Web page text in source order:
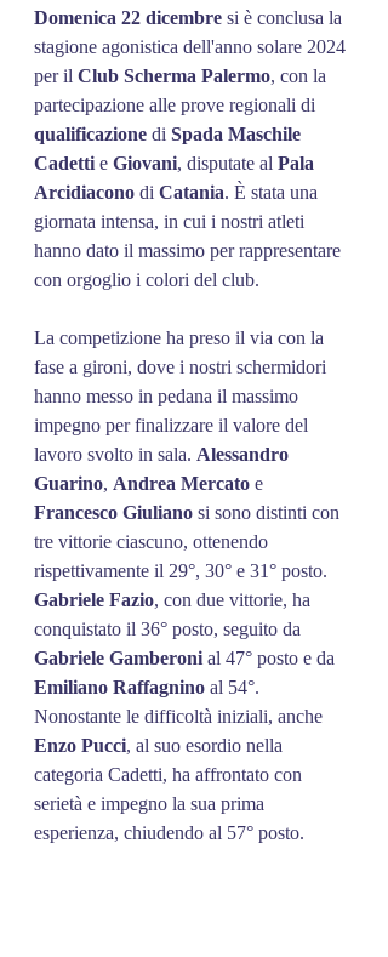
Domenica 22 dicembre si è conclusa la
stagione agonistica dell'anno solare 2024
per il Club Scherma Palermo, con la
partecipazione alle prove regionali di
qualificazione di Spada Maschile
Cadetti e Giovani, disputate al Pala
Arcidiacono di Catania. È stata una
giornata intensa, in cui i nostri atleti
hanno dato il massimo per rappresentare
con orgoglio i colori del club.
La competizione ha preso il via con la
fase a gironi, dove i nostri schermidori
hanno messo in pedana il massimo
impegno per finalizzare il valore del
lavoro svolto in sala. Alessandro
Guarino, Andrea Mercato e
Francesco Giuliano si sono distinti con
tre vittorie ciascuno, ottenendo
rispettivamente il 29°, 30° e 31° posto.
Gabriele Fazio, con due vittorie, ha
conquistato il 36° posto, seguito da
Gabriele Gamberoni al 47° posto e da
Emiliano Raffagnino al 54°.
Nonostante le difficoltà iniziali, anche
Enzo Pucci, al suo esordio nella
categoria Cadetti, ha affrontato con
serietà e impegno la sua prima
esperienza, chiudendo al 57° posto.